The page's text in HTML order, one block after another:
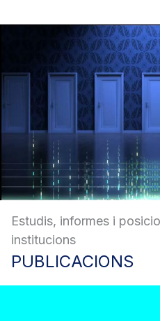
Estudis, informes i
institucions
PUBLICACIONS